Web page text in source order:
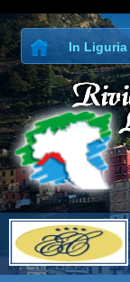
In Liguria